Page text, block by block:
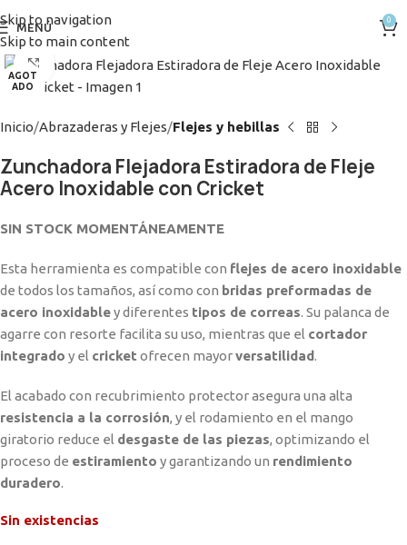
Skip to navigation
Skip to main content
MENÚ
0
AGOT
ADO
Clic para ampliar
Inicio Abrazaderas y Flejes Flejes y hebillas
Zunchadora Flejadora Estiradora de Fleje
Acero Inoxidable con Cricket
SIN STOCK MOMENTÁNEAMENTE
Esta herramienta es compatible con flejes de acero inoxidable
de todos los tamaños, así como con bridas preformadas de
acero inoxidabley diferentes tipos de correas. Su palanca de
agarre con resorte facilita su uso, mientras que el cortador
integrado y el cricket ofrecen mayorversatilidad.
El acabado con recubrimiento protector asegura una alta
resistencia a la corrosión, y el rodamiento en el mango
giratorio reduce el desgaste de las piezas, optimizando el
proceso de estiramiento y garantizando un rendimiento
duradero.
Sin existencias